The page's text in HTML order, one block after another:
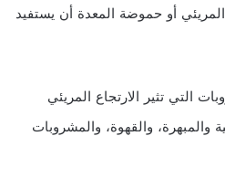
أو حموضة المعدة أن يستفيد
التي تثير الارتجاع المريئي
والمبهرة، والقهوة، والمشروبات